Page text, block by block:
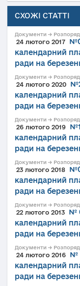
СХОЖІ СТАТТІ
Документи →
24 лютого 2017
календарний
ради на
Документи →
24 лютого 2020
календарний
ради на
Документи →
26 лютого 2019
календарний
ради на
Документи →
23 лютого 2018
календарний
ради на
Документи →
22 лютого 2013
№
календарний
ради на
Документи →
24 лютого 2016
№
календарний
ради на